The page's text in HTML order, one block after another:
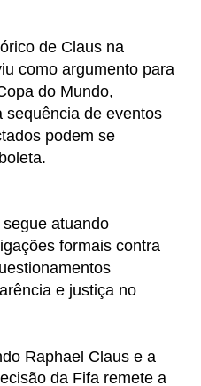
de Claus na
como argumento para
do Mundo,
sequência de eventos
podem se
atuando
formais contra
e justiça no
Raphael Claus e a
da Fifa remete a